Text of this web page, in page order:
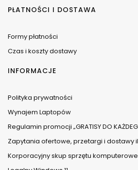
PŁATNOŚCI I DOSTAWA
Formy płatności
Czas i koszty dostawy
INFORMACJE
Polityka prywatności
Wynajem Laptopów
Regulamin promocji „GRATISY DO
Zapytania ofertowe, przetargi i dostawy
Korporacyjny skup sprzętu